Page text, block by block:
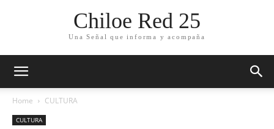
Chiloe Red 25
Una Señal que informa y acompaña
Home CULTURA
CULTURA